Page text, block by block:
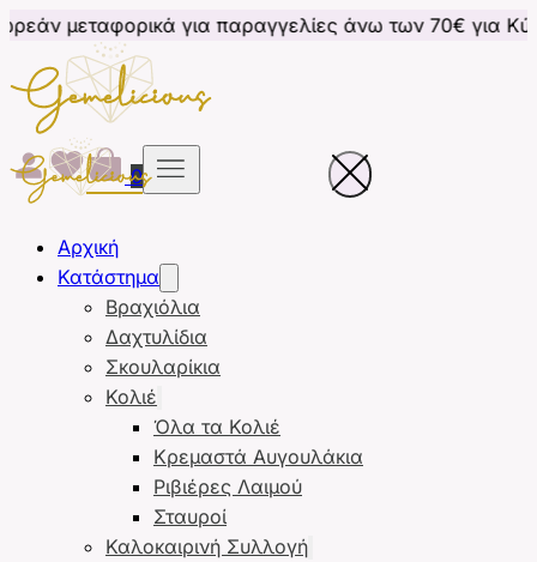
για παραγγελίες άνω των 70€ για Κύπρο
0
Αρχική
Κατάστημα
Βραχιόλια
Δαχτυλίδια
Σκουλαρίκια
Κολιέ
Όλα τα Κολιέ
Κρεμαστά Αυγουλάκια
Ριβιέρες Λαιμού
Σταυροί
Καλοκαιρινή Συλλογή